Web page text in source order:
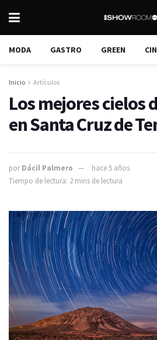
MODA GASTRO GREEN
Inicio Artículos
Los mejores cielos
en Santa Cruz de
por Dácil Palmero
hace 5 años
Tiempo de lectura: 2 mins de lectura